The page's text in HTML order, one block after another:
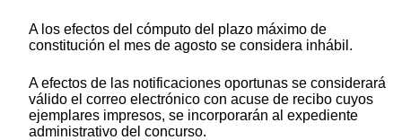
A los efectos del cómputo del plazo máximo de
constitución el mes de agosto se considera inhábil.
A efectos de las notificaciones oportunas se considerará
válido el correo electrónico con acuse de recibo cuyos
ejemplares impresos, se incorporarán al expediente
administrativo del concurso.